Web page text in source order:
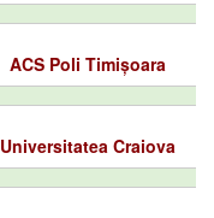
ACS Poli Timișoara
Universitatea Craiova